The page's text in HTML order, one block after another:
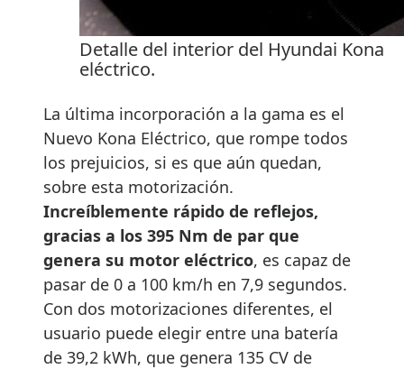
Detalle del interior del Hyundai Kona
eléctrico.
La última incorporación a la gama es el
Nuevo Kona Eléctrico, que rompe todos
los prejuicios, si es que aún quedan,
sobre esta motorización.
Increíblemente rápido de reflejos,
gracias a los 395 Nm de par que
genera su motor eléctrico, es capaz de
pasar de 0 a 100 km/h en 7,9 segundos.
Con dos motorizaciones diferentes, el
usuario puede elegir entre una batería
de 39,2 kWh, que genera 135 CV de